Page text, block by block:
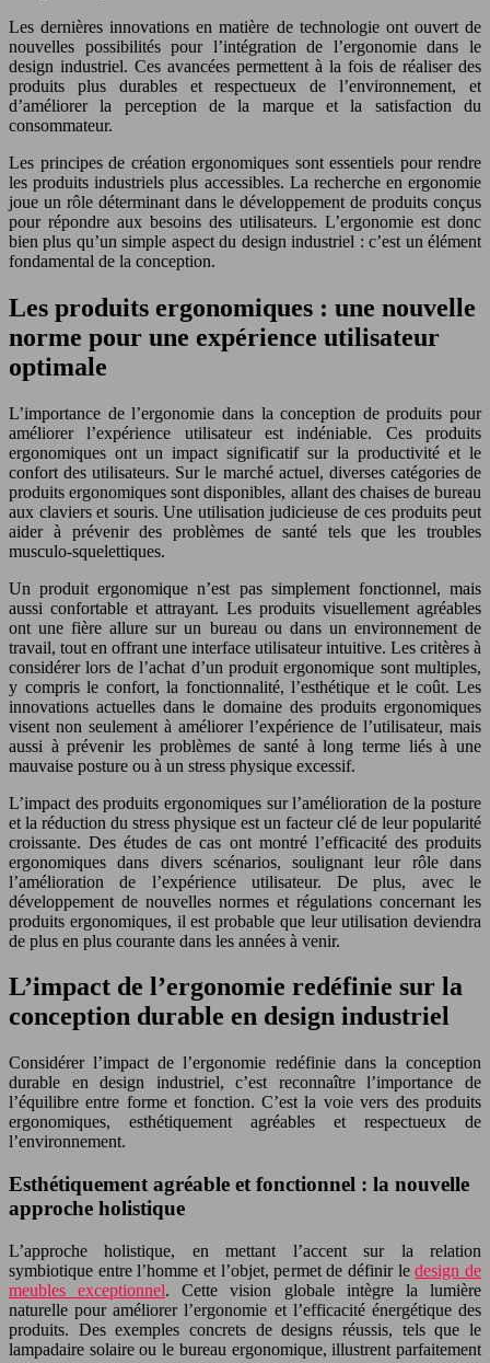
Les dernières innovations en matière de technologie ont ouvert de
nouvelles possibilités pour l’intégration de l’ergonomie dans le
design industriel. Ces avancées permettent à la fois de réaliser des
produits plus durables et respectueux de l’environnement, et
d’améliorer la perception de la marque et la satisfaction du
consommateur.
Les principes de création ergonomiques sont essentiels pour rendre
les produits industriels plus accessibles. La recherche en ergonomie
joue un rôle déterminant dans le développement de produits conçus
pour répondre aux besoins des utilisateurs. L’ergonomie est donc
bien plus qu’un simple aspect du design industriel : c’est un élément
fondamental de la conception.
Les produits ergonomiques : une nouvelle
norme pour une expérience utilisateur
optimale
L’importance de l’ergonomie dans la conception de produits pour
améliorer l’expérience utilisateur est indéniable. Ces produits
ergonomiques ont un impact significatif sur la productivité et le
confort des utilisateurs. Sur le marché actuel, diverses catégories de
produits ergonomiques sont disponibles, allant des chaises de bureau
aux claviers et souris. Une utilisation judicieuse de ces produits peut
aider à prévenir des problèmes de santé tels que les troubles
musculo-squelettiques.
Un produit ergonomique n’est pas simplement fonctionnel, mais
aussi confortable et attrayant. Les produits visuellement agréables
ont une fière allure sur un bureau ou dans un environnement de
travail, tout en offrant une interface utilisateur intuitive. Les critères à
considérer lors de l’achat d’un produit ergonomique sont multiples,
y compris le confort, la fonctionnalité, l’esthétique et le coût. Les
innovations actuelles dans le domaine des produits ergonomiques
visent non seulement à améliorer l’expérience de l’utilisateur, mais
aussi à prévenir les problèmes de santé à long terme liés à une
mauvaise posture ou à un stress physique excessif.
L’impact des produits ergonomiques sur l’amélioration de la posture
et la réduction du stress physique est un facteur clé de leur popularité
croissante. Des études de cas ont montré l’efficacité des produits
ergonomiques dans divers scénarios, soulignant leur rôle dans
l’amélioration de l’expérience utilisateur. De plus, avec le
développement de nouvelles normes et régulations concernant les
produits ergonomiques, il est probable que leur utilisation deviendra
de plus en plus courante dans les années à venir.
L’impact de l’ergonomie redéfinie sur la
conception durable en design industriel
Considérer l’impact de l’ergonomie redéfinie dans la conception
durable en design industriel, c’est reconnaître l’importance de
l’équilibre entre forme et fonction. C’est la voie vers des produits
ergonomiques, esthétiquement agréables et respectueux de
l’environnement.
Esthétiquement agréable et fonctionnel : la nouvelle
approche holistique
L’approche holistique, en mettant l’accent sur la relation
symbiotique entre l’homme et l’objet, permet de définir ledesign de
meubles exceptionnel. Cette vision globale intègre la lumière
naturelle pour améliorer l’ergonomie et l’efficacité énergétique des
produits. Des exemples concrets de designs réussis, tels que le
lampadaire solaire ou le bureau ergonomique, illustrent parfaitement